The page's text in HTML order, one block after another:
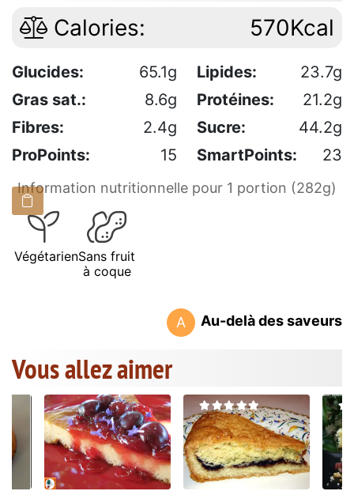
Calories: 570Kcal
Glucides: 65.1g Lipides:
23.7g
Gras sat.:
8.6g Protéines:
21.2g
Fibres:
2.4g Sucre:
44.2g
ProPoints:
15 SmartPoints: 23
Information nutritionnelle pour 1 portion (282g)
VégétarienSans fruit
à coque
A Au-delà des saveurs
Vous allez aimer